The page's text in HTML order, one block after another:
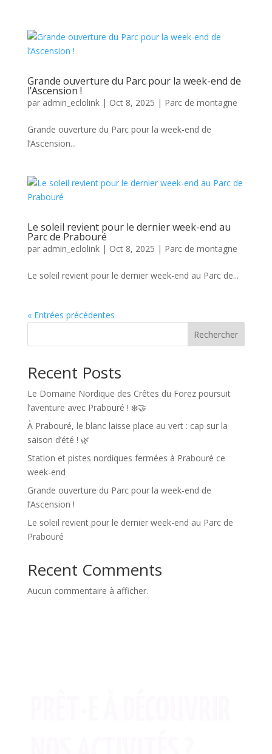
Grande ouverture du Parc pour la week-end de
l’Ascension !
par admin_eclolink| Oct 8, 2025 | Parc de montagne
Grande ouverture du Parc pour la week-end de
l’Ascension...
Le soleil revient pour le dernier week-end au
Parc de Prabouré
par admin_eclolink| Oct 8, 2025 | Parc de montagne
Le soleil revient pour le dernier week-end au Parc de...
« Entrées précédentes
Rechercher
Recent Posts
Le Domaine Nordique des Crêtes du Forez poursuit
l’aventure avec Prabouré ! ❄️🤝
À Prabouré, le blanc laisse place au vert : cap sur la
saison d’été ! 🌿
Station et pistes nordiques fermées à Prabouré ce
week-end
Grande ouverture du Parc pour la week-end de
l’Ascension !
Le soleil revient pour le dernier week-end au Parc de
Prabouré
Recent Comments
Aucun commentaire à afficher.